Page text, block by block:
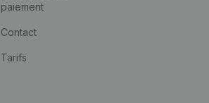
paiement
Contact
Tarifs